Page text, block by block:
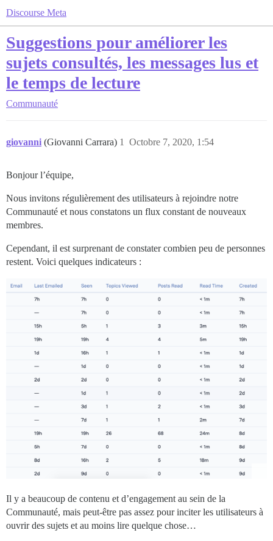
Discourse Meta
Suggestions pour améliorer les
sujets consultés, les messages lus et
le temps de lecture
Communauté
giovanni (Giovanni Carrara) Octobre 7, 2020, 1:54
1
Bonjour l’équipe,
Nous invitons régulièrement des utilisateurs à rejoindre notre
Communauté et nous constatons un flux constant de nouveaux
membres.
Cependant, il est surprenant de constater combien peu de personnes
restent. Voici quelques indicateurs :
Il y a beaucoup de contenu et d’engagement au sein de la
Communauté, mais peut-être pas assez pour inciter les utilisateurs à
ouvrir des sujets et au moins lire quelque chose…